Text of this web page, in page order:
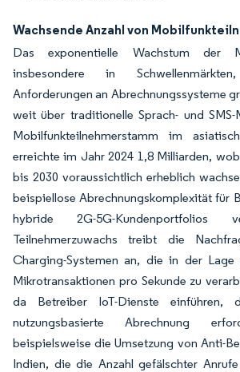
Wachsende Anzahl von
Das exponentielle Wachstum der
insbesondere in
Anforderungen an Abrechnungssysteme
weit über traditionelle Sprach- und
Mobilfunkteilnehmerstamm im
erreichte im Jahr 2024 1,8 Milliarden,
bis 2030 voraussichtlich erheblich
beispiellose Abrechnungskomplexität für
hybride 2G-5G-Kundenportfolios
Teilnehmerzuwachs treibt die
Charging-Systemen an, die in der
Mikrotransaktionen pro Sekunde zu
da Betreiber IoT-Dienste einführen,
nutzungsbasierte Abrechnung
beispielsweise die Umsetzung von Anti-
Indien, die die Anzahl gefälschter